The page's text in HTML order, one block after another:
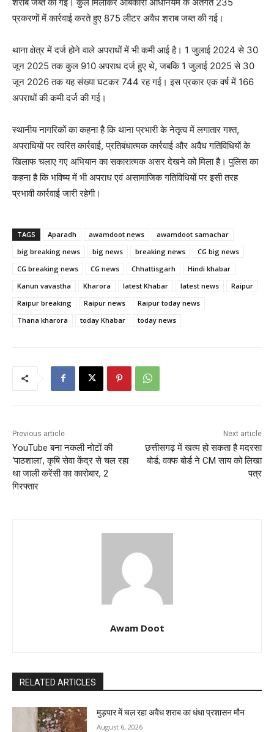
प्रकरणों में कार्रवाई करते हुए 875 लीटर अवैध शराब जब्त की गई।
थाना क्षेत्र में दर्ज होने वाले अपराधों में भी कमी आई है। 1 जुलाई 2024 से 30
जून 2025 तक कुल 910 अपराध दर्ज हुए थे, जबकि 1 जुलाई 2025 से 30
जून 2026 तक यह संख्या घटकर 744 रह गई। इस प्रकार एक वर्ष में 166
अपराधों की कमी दर्ज की गई।
स्थानीय नागरिकों का कहना है कि थाना प्रभारी के नेतृत्व में लगातार गश्त,
अपराधियों पर त्वरित कार्रवाई, प्रतिबंधात्मक कार्रवाई और अवैध गतिविधियों के
खिलाफ चलाए गए अभियान का सकारात्मक असर देखने को मिला है। पुलिस का
कहना है कि भविष्य में भी अपराध एवं असामाजिक गतिविधियों पर इसी तरह
प्रभावी कार्रवाई जारी रहेगी।
TAGS Aparadh awamdoot news
awamdoot samachar
big breaking news
big news breaking news
CG big news
CG breaking news
CG news Chhattisgarh
Hindi khabar
Kanun vavastha
Kharora latest Khabar latest news
Raipur
Raipur breaking
Raipur news
Raipur today news
Thana kharora
today Khabar today news
Previous article
YouTube बना नकली नोटों की
‘पाठशाला’, कृषि सेवा केंद्र से चल रहा
था जाली करेंसी का कारोबार, 2
गिरफ्तार
Next article
छत्तीसगढ़ में खत्म हो सकता है मदरसा
बोर्ड; वक्फ बोर्ड ने CM साय को लिखा
पत्र
Awam Doot
RELATED ARTICLES
मुड़पार में चल रहा अवैध शराब का धंधा प्रशासन मौन
August 6, 2026